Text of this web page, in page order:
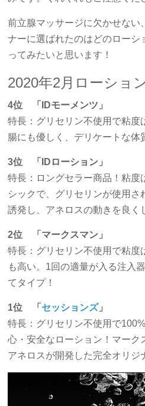
前立腺マッサージに欠かせない
ナーに選ばれたのはどのローシ
ってみたいと思います！
2020年2月ローショ
4位 「IDモーメンツ」
特長：グリセリン不使用で粘度
腸にも優しく、デリケートな体
3位 「IDローション」
特長：ロングセラー商品！粘度
シックで、グリセリンが使用さ
誘発し、アネロスの動きを良く
2位 「マークスマン」
特長：グリセリン不使用で粘度
も高い。1回の適量が入る注入
てタイプ！
1位 「 セッションズ」
特長：グリセリン不使用で
心・安全なローション！マーク
アネロスが開発した完全オリジ